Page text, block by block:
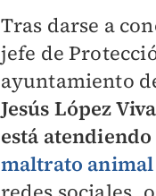
Tras darse a
jefe de
ayuntamiento
Jesús López
está atendiendo
maltrato animal